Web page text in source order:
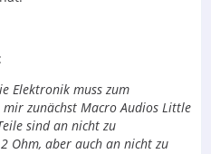
Elektronik muss zum
mir zunächst Macro Audios Little
sind an nicht zu
Ohm, aber auch an nicht zu